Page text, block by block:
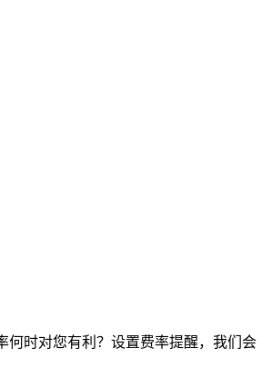
时对您有利？设置费率提醒，我们会